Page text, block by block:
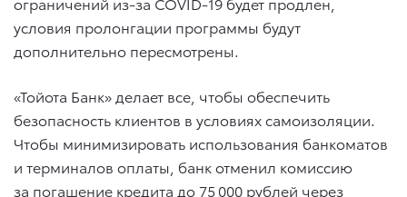
условия пролонгации программы будут
дополнительно пересмотрены.
«Тойота Банк» делает все, чтобы обеспечить
безопасность клиентов в условиях самоизоляции.
Чтобы минимизировать использования банкоматов
и терминалов оплаты, банк отменил комиссию
за погашение кредита до 75 000 рублей через